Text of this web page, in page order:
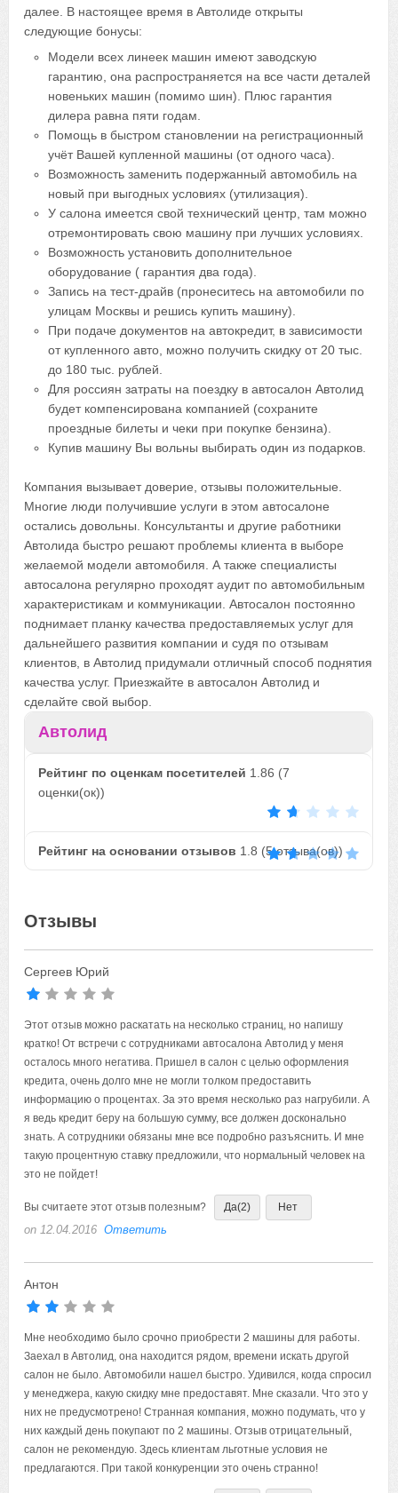
далее. В настоящее время в Автолиде открыты
следующие бонусы:
Модели всех линеек машин имеют заводскую
гарантию, она распространяется на все части деталей
новеньких машин (помимо шин). Плюс гарантия
дилера равна пяти годам.
Помощь в быстром становлении на регистрационный
учёт Вашей купленной машины (от одного часа).
Возможность заменить подержанный автомобиль на
новый при выгодных условиях (утилизация).
У салона имеется свой технический центр, там можно
отремонтировать свою машину при лучших условиях.
Возможность установить дополнительное
оборудование ( гарантия два года).
Запись на тест-драйв (пронеситесь на автомобили по
улицам Москвы и решись купить машину).
При подаче документов на автокредит, в зависимости
от купленного авто, можно получить скидку от 20 тыс.
до 180 тыс. рублей.
Для россиян затраты на поездку в автосалон Автолид
будет компенсирована компанией (сохраните
проездные билеты и чеки при покупке бензина).
Купив машину Вы вольны выбирать один из подарков.
Компания вызывает доверие, отзывы положительные.
Многие люди получившие услуги в этом автосалоне
остались довольны. Консультанты и другие работники
Автолида быстро решают проблемы клиента в выборе
желаемой модели автомобиля. А также специалисты
автосалона регулярно проходят аудит по автомобильным
характеристикам и коммуникации. Автосалон постоянно
поднимает планку качества предоставляемых услуг для
дальнейшего развития компании и судя по отзывам
клиентов, в Автолид придумали отличный способ поднятия
качества услуг. Приезжайте в автосалон Автолид и
сделайте свой выбор.
Автолид
Рейтинг по оценкам посетителей 1.86 (7
оценки(ок))
Рейтинг на основании отзывов 1.8 (5отзыва(ов))
Отзывы
Сергеев Юрий
Этот отзыв можно раскатать на несколько страниц, но напишу
кратко! От встречи с сотрудниками автосалона Автолид у меня
осталось много негатива. Пришел в салон с целью оформления
кредита, очень долго мне не могли толком предоставить
информацию о процентах. За это время несколько раз нагрубили. А
я ведь кредит беру на большую сумму, все должен досконально
знать. А сотрудники обязаны мне все подробно разъяснить. И мне
такую процентную ставку предложили, что нормальный человек на
это не пойдет!
Вы считаете этот отзыв полезным? Да(2) Нет
on 12.04.2016 Ответить
Антон
Мне необходимо было срочно приобрести 2 машины для работы.
Заехал в Автолид, она находится рядом, времени искать другой
салон не было. Автомобили нашел быстро. Удивился, когда спросил
у менеджера, какую скидку мне предоставят. Мне сказали. Что это у
них не предусмотрено! Странная компания, можно подумать, что у
них каждый день покупают по 2 машины. Отзыв отрицательный,
салон не рекомендую. Здесь клиентам льготные условия не
предлагаются. При такой конкуренции это очень странно!